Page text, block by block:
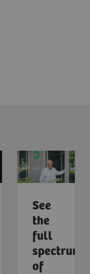
See
the
full
spectrum
of